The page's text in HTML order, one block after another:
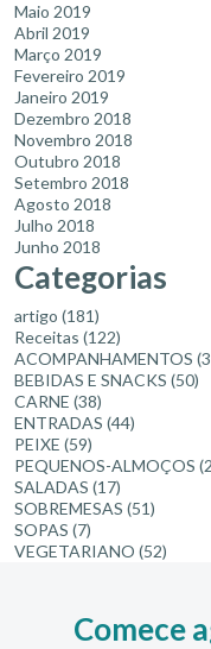
Maio 2019
Abril 2019
Março 2019
Fevereiro 2019
Janeiro 2019
Dezembro 2018
Novembro 2018
Outubro 2018
Setembro 2018
Agosto 2018
Julho 2018
Junho 2018
Categorias
artigo (181)
Receitas (122)
ACOMPANHAMENTOS
BEBIDAS E SNACKS (50)
CARNE (38)
ENTRADAS (44)
PEIXE (59)
PEQUENOS-ALMOÇOS
SALADAS (17)
SOBREMESAS (51)
SOPAS (7)
VEGETARIANO (52)
Comece